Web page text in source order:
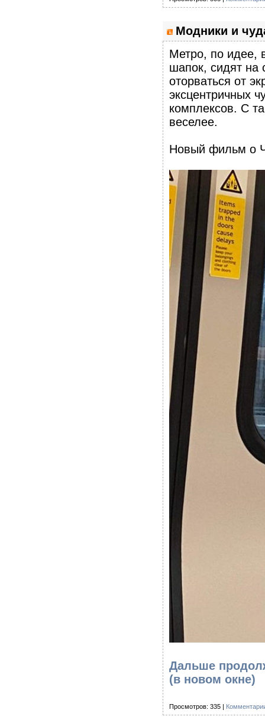
Модники и
Метро, по идее,
шапок, сидят на
оторваться от
эксцентричных
комплексов. С
веселее.
Новый фильм о
Дальше
(в новом окне)
Просмотров: 335 |